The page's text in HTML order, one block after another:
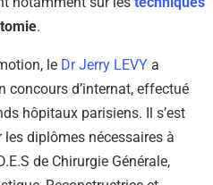
.
le Dr Jerry LEVYa
concours d’internat, effectué
hôpitaux parisiens. Il s’est
diplômes nécessaires à
de Chirurgie Générale,